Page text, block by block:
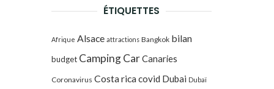
ÉTIQUETTES
Afrique Alsace attractions Bangkok bilan
budget Camping CarCanaries
Coronavirus Costa ricacovid Dubai Dubaï